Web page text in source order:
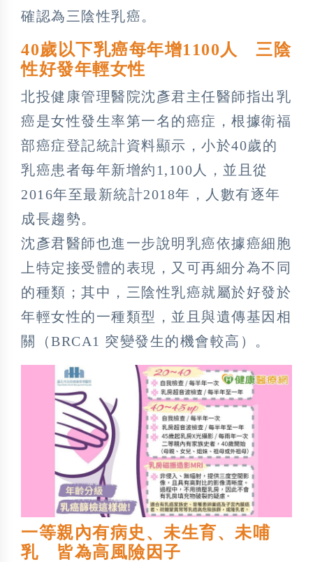
確認為三陰性乳癌。
40歲以下乳癌每年增1100人 三陰
性好發年輕女性
北投健康管理醫院沈彥君主任醫師指出乳
癌是女性發生率第一名的癌症，根據衛福
部癌症登記統計資料顯示，小於40歲的
乳癌患者每年新增約1,100人，並且從
2016年至最新統計2018年，人數有逐年
成長趨勢。
沈彥君醫師也進一步說明乳癌依據癌細胞
上特定接受體的表現，又可再細分為不同
的種類；其中，三陰性乳癌就屬於好發於
年輕女性的一種類型，並且與遺傳基因相
關（BRCA1 突變發生的機會較高）。
一等親內有病史、未生育、未哺
乳 皆為高風險因子